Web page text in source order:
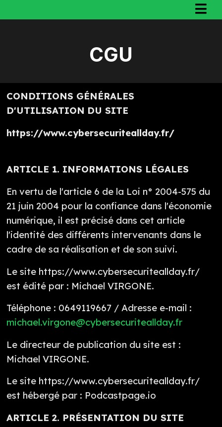
CGU
CONDITIONS GÉNÉRALES
D'UTILISATION DU SITE
https://www.cybersecuriteallday.fr/
ARTICLE 1. INFORMATIONS LÉGALES
En vertu de l'article 6 de la Loi n° 2004-575 du
21 juin 2004 pour la confiance dans l'économie
numérique, il est précisé dans cet article
l'identité des différents intervenants dans le
cadre de sa réalisation et de son suivi.
Le site https://www.cybersecuriteallday.fr/
est édité par : Michael VIRGONE.
Téléphone : 0649119667 / Adresse e-mail :
michael.virgone@cybersecuriteallday.fr
Le directeur de publication du site est :
Michael VIRGONE.
Le site https://www.cybersecuriteallday.fr/
est hébergé par : Podcastpage.io
ARTICLE 2. PRÉSENTATION DU SITE